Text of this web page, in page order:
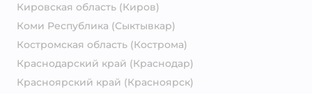
Кировская область (Киров)
Коми Республика (Сыктывкар)
Костромская область (Кострома)
Краснодарский край (Краснодар)
Красноярский край (Красноярск)